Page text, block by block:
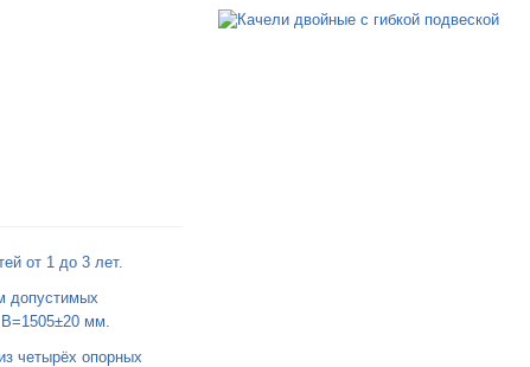
от 1 до 3 лет.
допустимых
мм.
четырёх опорных